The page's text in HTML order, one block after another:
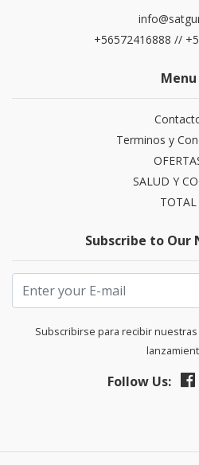
+56572416888 //
Menu
Terminos y
SALUD Y
TOTAL
Subscribe to
Subscribirse para recibir
Follow Us: